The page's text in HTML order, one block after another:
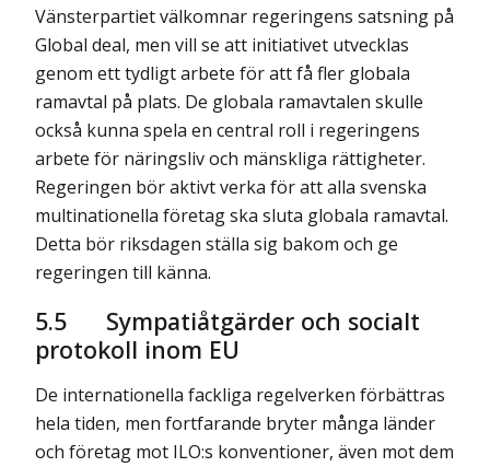
Vänsterpartiet välkomnar regeringens satsning på
Global deal, men vill se att initiativet utvecklas
genom ett tydligt arbete för att få fler globala
ramavtal på plats. De globala ramavtalen skulle
också kunna spela en central roll i regeringens
arbete för näringsliv och mänskliga rättigheter.
Regeringen bör aktivt verka för att alla svenska
multinationella företag ska sluta globala ramavtal.
Detta bör riksdagen ställa sig bakom och ge
regeringen till känna.
5.5 Sympatiåtgärder och socialt
protokoll inom EU
De internationella fackliga regelverken förbättras
hela tiden, men fortfarande bryter många länder
och företag mot ILO:s konventioner, även mot dem